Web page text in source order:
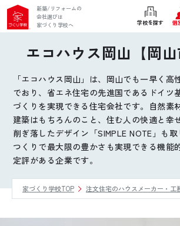
新築/リフォームの
会社選びは
家づくり学校へ
学校を探す 個
ぴったりの住宅会社
個別相談
後悔しない家づくりを
セミナーを
ご利用は無料！全
エコハウス岡山【岡山
「エコハウス岡山」は、岡山でも一早く高
でおり、省エネ住宅の先進国であるドイツ
づくりを実現できる住宅会社です。自然素
建築はもちろんのこと、住む人の快適と幸
削ぎ落したデザイン「SIMPLE NOTE」も
つくりで最大限の豊かさも実現できる機能
定評がある企業です。
家づくり学校TOP 注文住宅のハウスメーカー・工